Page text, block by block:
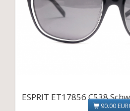
ESPRIT ET17856 C538
90.00